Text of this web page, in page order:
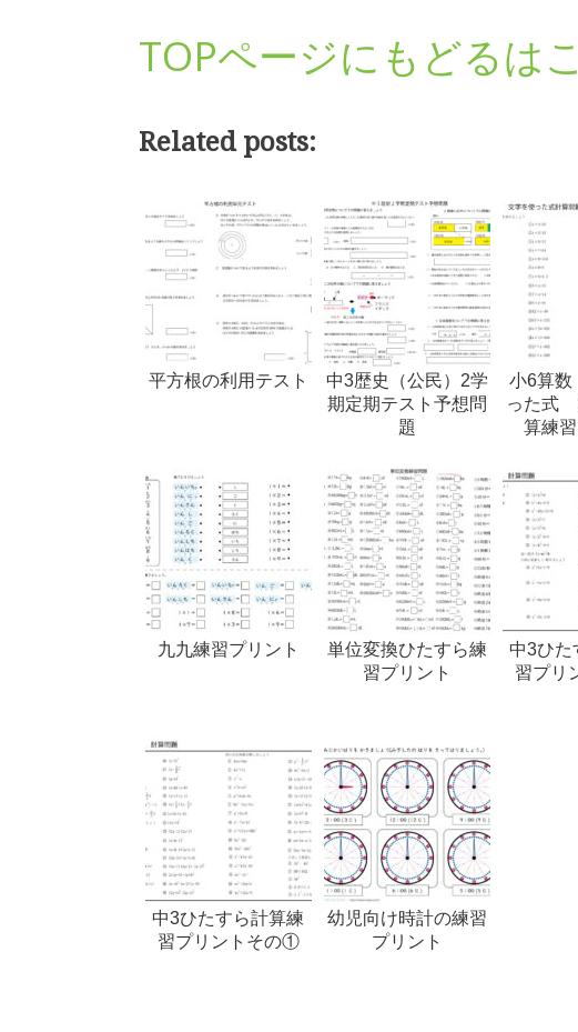
TOPページにもどるは
Related posts:
平方根の利用テスト
中3歴史（公民）2学
期定期テスト予想問
題
小6算
った式
算練
九九練習プリント
単位変換ひたすら練
習プリント
中3ひた
習プリ
中3ひたすら計算練
習プリントその①
幼児向け時計の練習
プリント